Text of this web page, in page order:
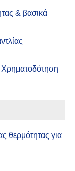
& βασικά
Χρηματοδότηση
θερμότητας για